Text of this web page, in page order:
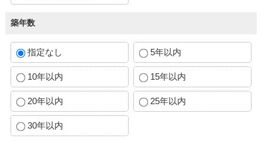
築年数
指定なし 5年以内
10年以内 15年以内
20年以内 25年以内
30年以内